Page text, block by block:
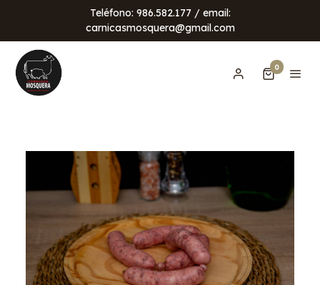
Teléfono: 986.582.177 / email:
carnicasmosquera@gmail.com
0